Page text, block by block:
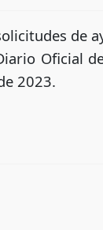
de
Oficial
2023.